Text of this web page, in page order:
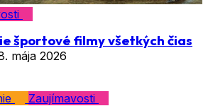
športové filmy všetkých čias
mája 2026
Zaujímavosti